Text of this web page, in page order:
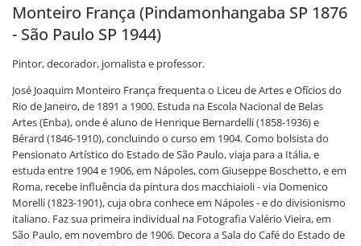
Monteiro França (Pindamonhangaba SP 1876
- São Paulo SP 1944)
Pintor, decorador, jornalista e professor.
José Joaquim Monteiro França frequenta o Liceu de Artes e Ofícios do
Rio de Janeiro, de 1891 a 1900. Estuda na Escola Nacional de Belas
Artes (Enba), onde é aluno de Henrique Bernardelli (1858-1936) e
Bérard (1846-1910), concluindo o curso em 1904. Como bolsista do
Pensionato Artístico do Estado de São Paulo, viaja para a Itália, e
estuda entre 1904 e 1906, em Nápoles, com Giuseppe Boschetto, e em
Roma, recebe influência da pintura dos macchiaioli - via Domenico
Morelli (1823-1901), cuja obra conhece em Nápoles - e do divisionismo
italiano. Faz sua primeira individual na Fotografia Valério Vieira, em
São Paulo, em novembro de 1906. Decora a Sala do Café do Estado de